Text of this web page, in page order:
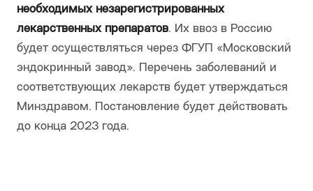
необходимых незарегистрированных
лекарственных препаратов. Их ввоз в Россию
будет осуществляться через ФГУП «Московский
эндокринный завод». Перечень заболеваний и
соответствующих лекарств будет утверждаться
Минздравом. Постановление будет действовать
до конца 2023 года.